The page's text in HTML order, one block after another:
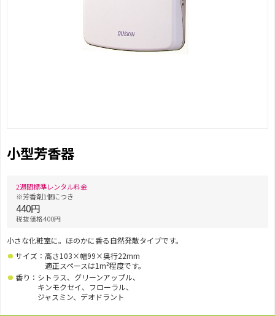
小型芳香器
2週間標準レンタル料金
※芳香剤1個につき
440円
税抜価格400円
小さな化粧室に。ほのかに香る自然発散タイプです。
サイズ：高さ103×幅99×奥行22mm
適正スペースは1m²程度です。
香り：シトラス、グリーンアップル、
キンモクセイ、フローラル、
ジャスミン、デオドラント